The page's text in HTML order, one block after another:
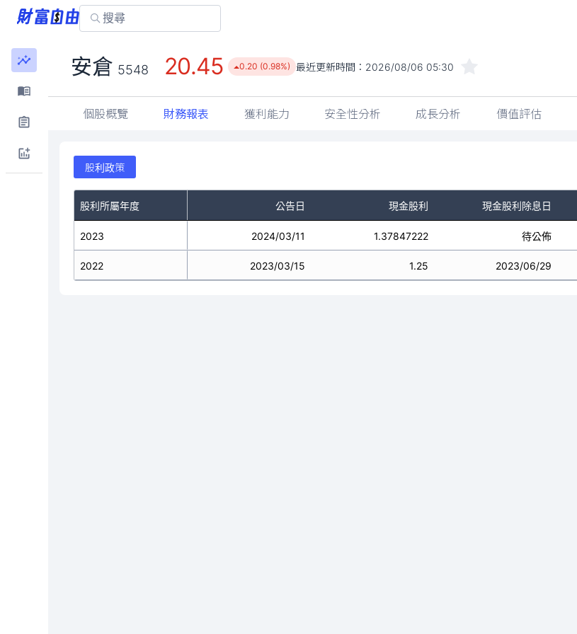
安倉 5548 20.45 0.20 (0.98%) 最近更新時間： 2026/08/06 05:30
個股概覽 財務報表 獲利能力 安全性分析 成長分析 價值評估
股利政策
股利所屬年度 公告日 現金股利 現金股利除息日
2023
2022
2024/03/11 1.37847222 待公佈
2023/03/15 1.25 2023/06/29